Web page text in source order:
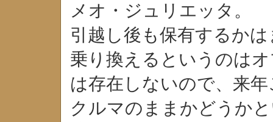
メオ・ジュリエッタ。
引越し後も保有するか
乗り換えるというのは
は存在しないので、来
クルマのままかどうか